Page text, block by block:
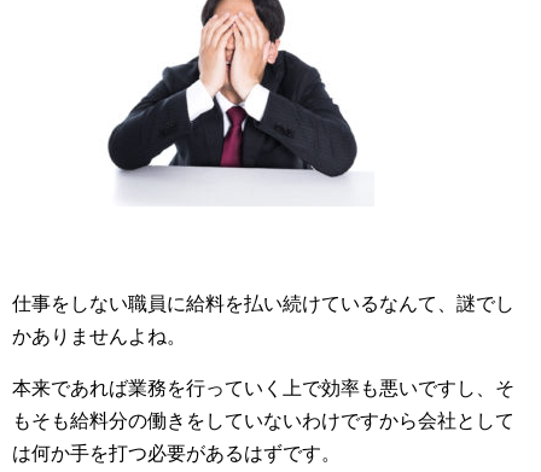
仕事をしない職員に給料を払い続けているなんて、謎でし
かありませんよね。
本来であれば業務を行っていく上で効率も悪いですし、そ
もそも給料分の働きをしていないわけですから会社として
は何か手を打つ必要があるはずです。